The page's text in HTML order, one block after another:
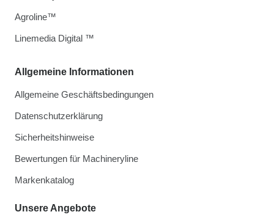
Allgemeine Informationen
Allgemeine Geschäftsbedingungen
Datenschutzerklärung
Sicherheitshinweise
Bewertungen für Machineryline
Markenkatalog
Unsere Angebote
Agroline™
Linemedia Digital ™